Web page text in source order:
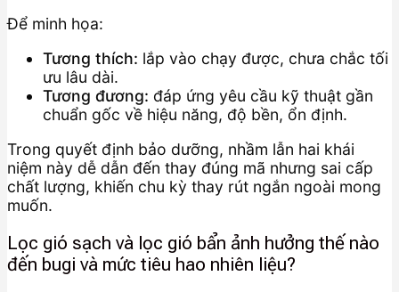
Để minh họa:
Tương thích: lắp vào chạy được, chưa chắc tối
ưu lâu dài.
Tương đương: đáp ứng yêu cầu kỹ thuật gần
chuẩn gốc về hiệu năng, độ bền, ổn định.
Trong quyết định bảo dưỡng, nhầm lẫn hai khái
niệm này dễ dẫn đến thay đúng mã nhưng sai cấp
chất lượng, khiến chu kỳ thay rút ngắn ngoài mong
muốn.
Lọc gió sạch và lọc gió bẩn ảnh hưởng thế nào
đến bugi và mức tiêu hao nhiên liệu?